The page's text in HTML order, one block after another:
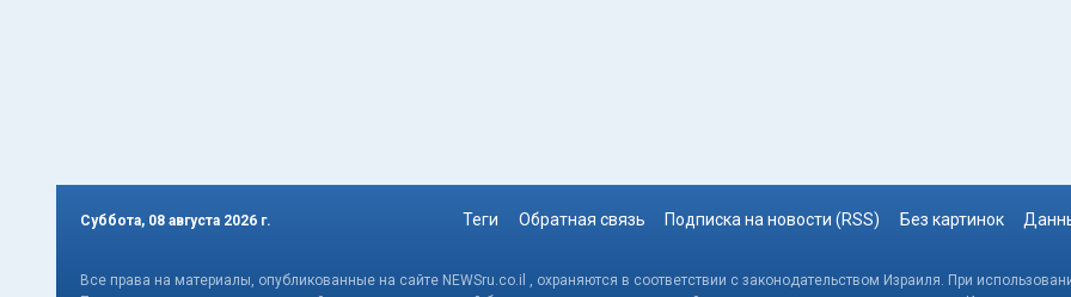
Суббота, 08 августа 2026 г. Теги Обратная связь Подписка на новости (RSS) Без картинок
Все права на материалы, опубликованные на сайте NEWSru.co.il , охраняются в соответствии с законодательством Израиля. При